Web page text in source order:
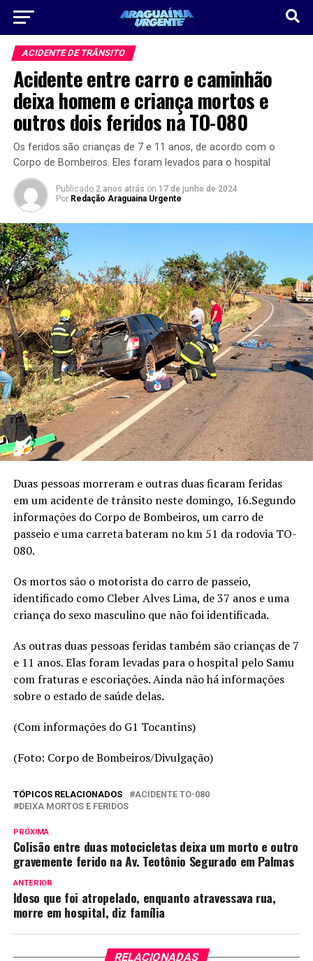
ACIDENTE DE TRÂNSITO
Acidente entre carro e caminhão
deixa homem e criança mortos e
outros dois feridos na TO-080
Os feridos são crianças de 7 e 11 anos, de acordo com o
Corpo de Bombeiros. Eles foram levados para o hospital
Publicado 2 anos atrás on 17 de junho de 2024
Por Redação Araguaina Urgente
Duas pessoas morreram e outras duas ficaram feridas
em um acidente de trânsito neste domingo, 16.Segundo
informações do Corpo de Bombeiros, um carro de
passeio e uma carreta bateram no km 51 da rodovia TO-
080.
Os mortos são o motorista do carro de passeio,
identificado como Cleber Alves Lima, de 37 anos e uma
criança do sexo masculino que não foi identificada.
As outras duas pessoas feridas também são crianças de 7
e 11 anos. Elas foram levadas para o hospital pelo Samu
com fraturas e escoriações. Ainda não há informações
sobre o estado de saúde delas.
(Com informações do G1 Tocantins)
(Foto: Corpo de Bombeiros/Divulgação)
TÓPICOS RELACIONADOS
ACIDENTE TO-080
DEIXA MORTOS E FERIDOS
PRÓXIMA
Colisão entre duas motocicletas deixa um morto e outro
gravemente ferido na Av. Teotônio Segurado em Palmas
ANTERIOR
Idoso que foi atropelado, enquanto atravessava rua,
morre em hospital, diz família
RELACIONADAS